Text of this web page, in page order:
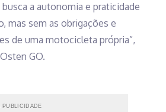
a autonomia e praticidade
mas sem as obrigações e
de uma motocicleta própria”,
GO.
PUBLICIDADE